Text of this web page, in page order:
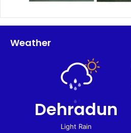
Weather
Dehradun
Light Rain